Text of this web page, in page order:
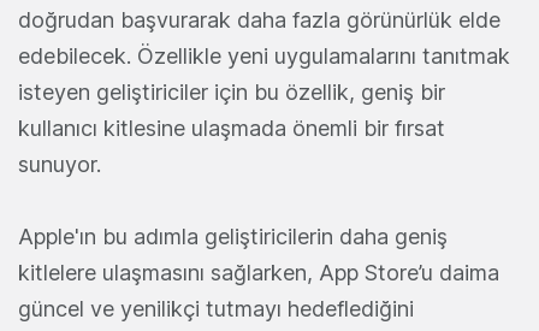
doğrudan başvurarak daha fazla görünürlük elde
edebilecek. Özellikle yeni uygulamalarını tanıtmak
isteyen geliştiriciler için bu özellik, geniş bir
kullanıcı kitlesine ulaşmada önemli bir fırsat
sunuyor.
Apple'ın bu adımla geliştiricilerin daha geniş
kitlelere ulaşmasını sağlarken, App Store’u daima
güncel ve yenilikçi tutmayı hedeflediğini